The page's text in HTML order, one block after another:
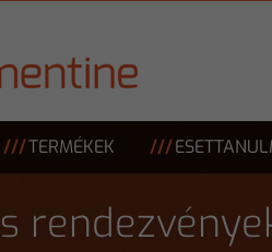
TERMÉKEK